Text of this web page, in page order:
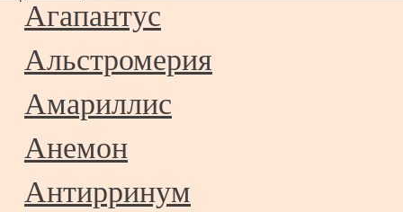
Агапантус
Альстромерия
Амариллис
Анемон
Антирринум